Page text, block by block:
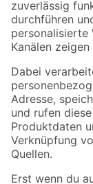
Zur
Folge uns
Zahlungsarten
Sicher einkaufen